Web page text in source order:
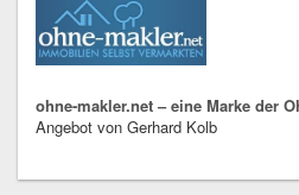
ohne-makler.net – eine Marke der
Angebot von Gerhard Kolb